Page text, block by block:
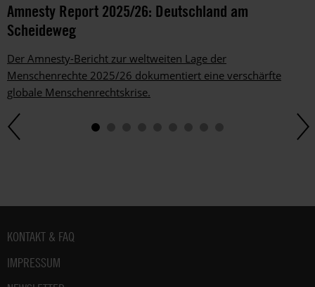
Amnesty Report 2025/26: Deutschland am
Scheideweg
Der Amnesty-Bericht zur weltweiten Lage der
Menschenrechte 2025/26 dokumentiert eine verschärfte
globale Menschenrechtskrise.
Fußbereich
KONTAKT & FAQ
IMPRESSUM